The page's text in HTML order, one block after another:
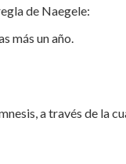
de Naegele:
más un año.
a través de la